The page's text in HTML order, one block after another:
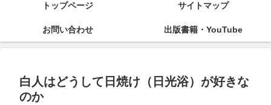
トップページ サイトマップ
お問い合わせ 出版書籍・YouTube
白人はどうして日焼け（日光浴）が好きな
のか